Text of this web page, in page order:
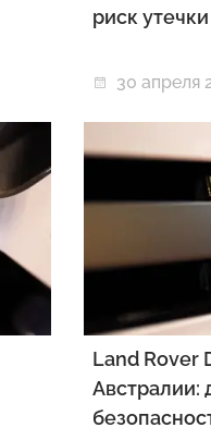
риск
30 апреля
Land Rover
Австралии: